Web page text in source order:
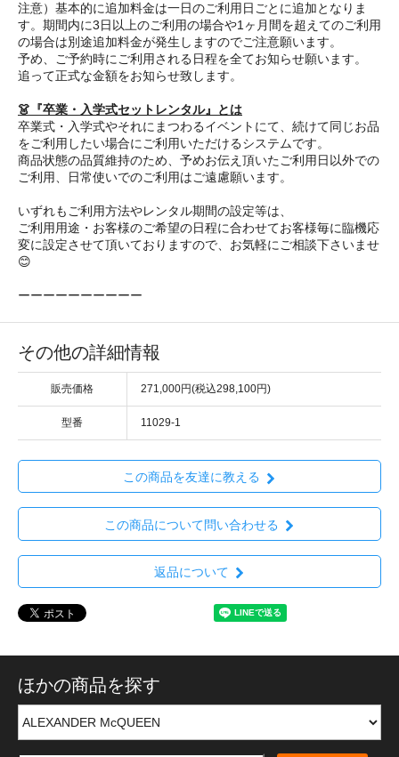
注意）基本的に追加料金は一日のご利用日ごとに追加となりま
す。期間内に3日以上のご利用の場合や1ヶ月間を超えてのご利用
の場合は別途追加料金が発生しますのでご注意願います。
予め、ご予約時にご利用される日程を全てお知らせ願います。
追って正式な金額をお知らせ致します。
👗『卒業・入学式セットレンタル』とは
卒業式・入学式やそれにまつわるイベントにて、続けて同じお品
をご利用したい場合にご利用いただけるシステムです。
商品状態の品質維持のため、予めお伝え頂いたご利用日以外での
ご利用、日常使いでのご利用はご遠慮願います。
いずれもご利用方法やレンタル期間の設定等は、
ご利用用途・お客様のご希望の日程に合わせてお客様毎に臨機応
変に設定させて頂いておりますので、お気軽にご相談下さいませ
😊
ーーーーーーーーーー
その他の詳細情報
販売価格 271,000円(税込298,100円)
型番 11029-1
この商品を友達に教える
この商品について問い合わせる
返品について
ほかの商品を探す